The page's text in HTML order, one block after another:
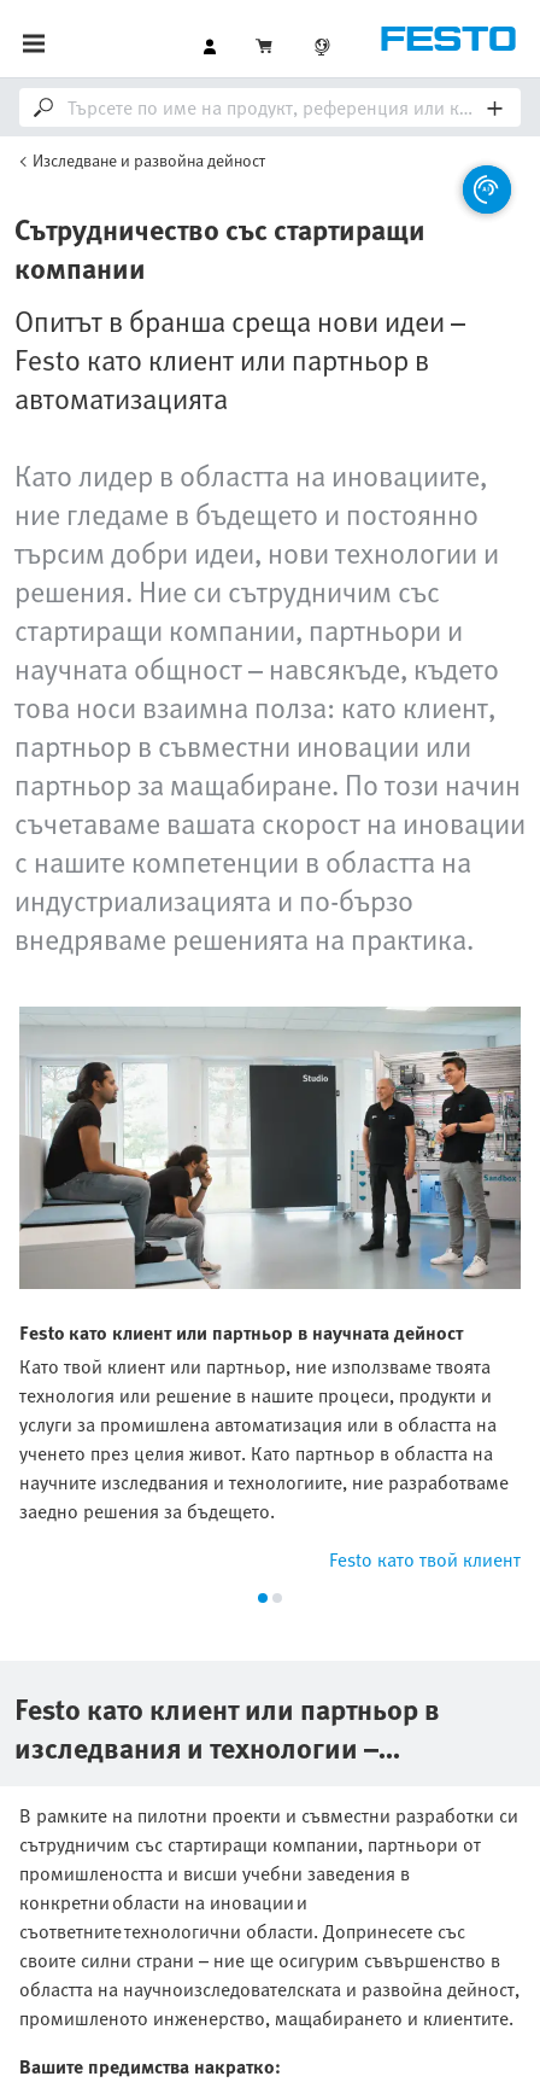
Изследване и развойна дейност
Сътрудничество със стартиращи
компании
Опитът в бранша среща нови идеи –
Festo като клиент или партньор в
автоматизацията
Като лидер в областта на иновациите,
ние гледаме в бъдещето и постоянно
търсим добри идеи, нови технологии и
решения. Ние си сътрудничим със
стартиращи компании, партньори и
научната общност – навсякъде, където
това носи взаимна полза: като клиент,
партньор в съвместни иновации или
партньор за мащабиране. По този начин
съчетаваме вашата скорост на иновации
с нашите компетенции в областта на
индустриализацията и по-бързо
внедряваме решенията на практика.
Festo като клиент или партньор в научната дейност
Като твой клиент или партньор, ние използваме твоята
технология или решение в нашите процеси, продукти и
услуги за промишлена автоматизация или в областта на
ученето през целия живот. Като партньор в областта на
научните изследвания и технологиите, ние разработваме
заедно решения за бъдещето.
Festo като твой клиент
Festo като клиент или партньор в
изследвания и технологии –
продукти
В рамките на пилотни проекти и съвместни разработки си
сътрудничим със стартиращи компании, партньори от
промишлеността и висши учебни заведения в
конкретни области на иновации и
съответните технологични области. Допринесете със
своите силни страни – ние ще осигурим съвършенство в
областта на научноизследователската и развойна дейност,
промишленото инженерство, мащабирането и клиентите.
Вашите предимства накратко: